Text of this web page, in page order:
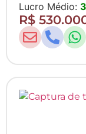
Lucro Médio:
R$